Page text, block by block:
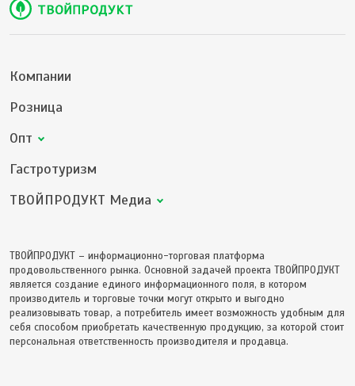
Компании
Розница
Опт
Гастротуризм
ТВОЙПРОДУКТ Медиа
ТВОЙПРОДУКТ – информационно-торговая платформа
продовольственного рынка. Основной задачей проекта ТВОЙПРОДУКТ
является создание единого информационного поля, в котором
производитель и торговые точки могут открыто и выгодно
реализовывать товар, а потребитель имеет возможность удобным для
себя способом приобретать качественную продукцию, за которой стоит
персональная ответственность производителя и продавца.